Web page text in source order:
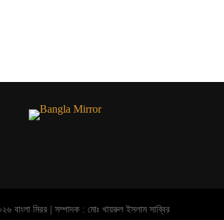
বাংলা মিরর | সম্পাদক : মোঃ খায়রুল ইসলাম সাব্বির